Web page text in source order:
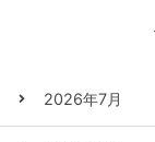
2026年7月